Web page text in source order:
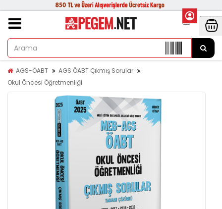
AGS-ÖABT
AGS ÖABT Çıkmış Sorular
Okul Öncesi Öğretmenliği